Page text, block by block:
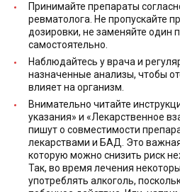
Принимайте препараты
ревматолога. Не пропускайте
дозировки, не заменяйте один
самостоятельно.
Наблюдайтесь у врача и
назначенные анализы, чтобы
влияет на организм.
Внимательно читайте
указания» и «Лекарственное
пишут о совместимости
лекарствами и БАД. Это
которую можно снизить риск
Так, во время лечения
употреблять алкоголь,